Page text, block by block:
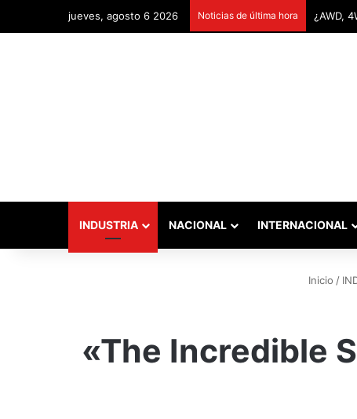
jueves, agosto 6 2026 Noticias de última hora
INDUSTRIA NACIONAL INTERNACIONAL
Inicio /
«The Incredible